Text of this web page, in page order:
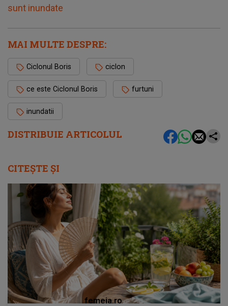
DISTRIBUIE ARTICOLUL
sunt inundate
MAI MULTE DESPRE:
Ciclonul Boris ciclon
ce este Ciclonul Boris furtuni
inundatii
CITEȘTE ȘI
femeia.ro